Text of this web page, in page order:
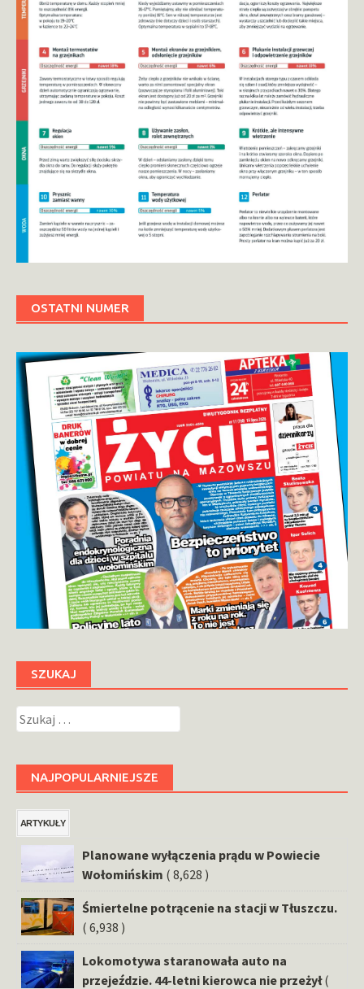
OSTATNI NUMER
SZUKAJ
Szukaj:
NAJPOPULARNIEJSZE
ARTYKUŁY
Planowane wyłączenia prądu w Powiecie
Wołomińskim ( 8,628 )
Śmiertelne potrącenie na stacji w Tłuszczu.
( 6,938 )
Lokomotywa staranowała auto na
przejeździe. 44-letni kierowca nie przeżył (